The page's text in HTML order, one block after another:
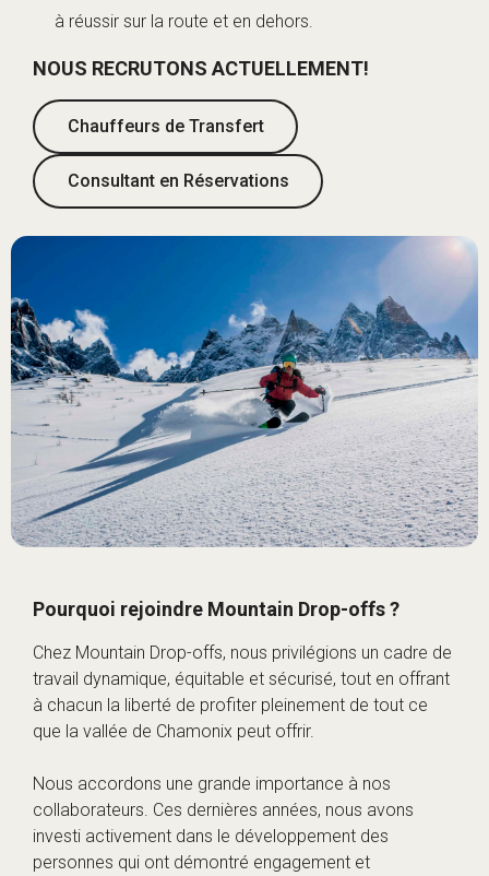
à réussir sur la route et en dehors.
NOUS RECRUTONS ACTUELLEMENT!
Chauffeurs de Transfert
Consultant en Réservations
Pourquoi rejoindre Mountain Drop-offs ?
Chez Mountain Drop-offs, nous privilégions un cadre de
travail dynamique, équitable et sécurisé, tout en offrant
à chacun la liberté de profiter pleinement de tout ce
que la vallée de Chamonix peut offrir.
Nous accordons une grande importance à nos
collaborateurs. Ces dernières années, nous avons
investi activement dans le développement des
personnes qui ont démontré engagement et